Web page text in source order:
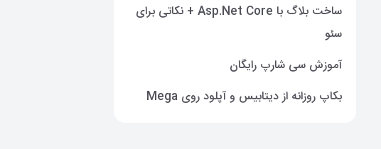
ساخت بلاگ با Asp.Net Core + نکاتی برای
سئو
آموزش سی شارپ رایگان
بکاپ روزانه از دیتابیس و آپلود روی Mega